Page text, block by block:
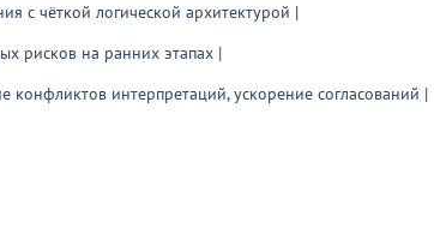
с чёткой логической архитектурой |
рисков на ранних этапах |
интерпретаций, ускорение согласований |